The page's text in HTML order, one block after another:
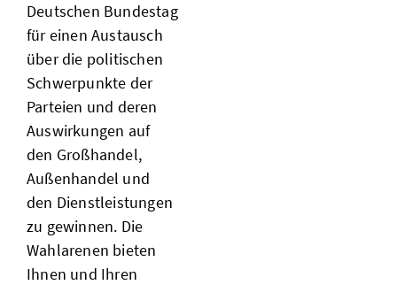
Deutschen Bundestag
für einen Austausch
über die politischen
Schwerpunkte der
Parteien und deren
Auswirkungen auf
den Großhandel,
Außenhandel und
den Dienstleistungen
zu gewinnen. Die
Wahlarenen bieten
Ihnen und Ihren